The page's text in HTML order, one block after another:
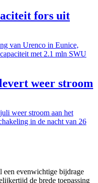
fors uit
van Urenco in Eunice,
met 2.1 mln SWU
weer stroom
weer stroom aan het
in de nacht van 26
evenwichtige bijdrage
de brede toepassing